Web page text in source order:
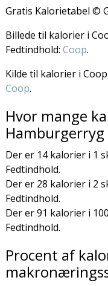
Gratis Kalorietabel ©
Billede til kalorier i
Fedtindhold: Coop.
Kilde til kalorier i
Coop.
Hvor mange
Der er 14 kalorier i 1
Fedtindhold.
Der er 28 kalorier i 2
Fedtindhold.
Der er 91 kalorier i
Fedtindhold.
Procent af